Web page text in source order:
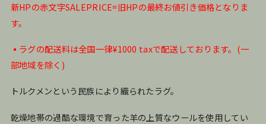
新HPの赤文字SALEPRICE=旧HPの最終お値引き価格となりま
す。
▪️ラグの配送料は全国一律¥1000 taxで配送しております。(一
部地域を除く)
トルクメンという民族により織られたラグ。
乾燥地帯の過酷な環境で育った羊の上質なウールを使用してい